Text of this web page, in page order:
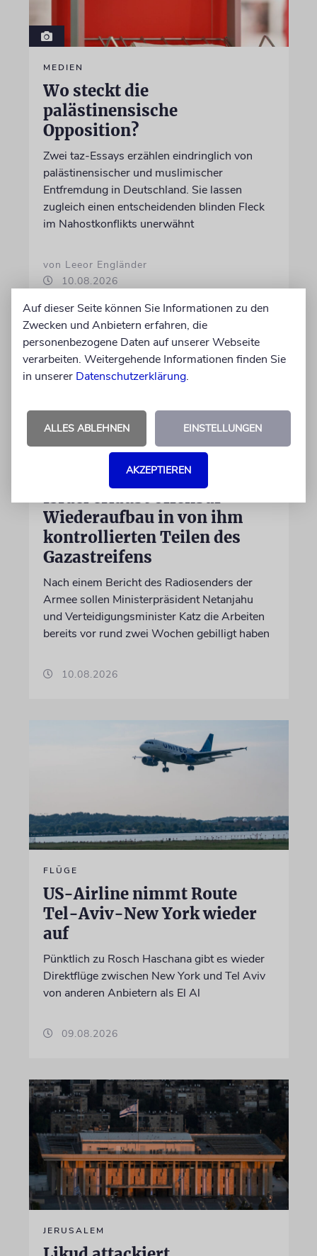
MEDIEN
Wo steckt die
palästinensische
Opposition?
Zwei taz-Essays erzählen eindringlich von
palästinensischer und muslimischer
Entfremdung in Deutschland. Sie lassen
zugleich einen entscheidenden blinden Fleck
im Nahostkonflikts unerwähnt
von Leeor Engländer
10.08.2026
Wiederaufbau in von ihm
kontrollierten Teilen des
Gazastreifens
Nach einem Bericht des Radiosenders der
Armee sollen Ministerpräsident Netanjahu
und Verteidigungsminister Katz die Arbeiten
bereits vor rund zwei Wochen gebilligt haben
10.08.2026
FLÜGE
US-Airline nimmt Route
Tel-Aviv-New York wieder
auf
Pünktlich zu Rosch Haschana gibt es wieder
Direktflüge zwischen New York und Tel Aviv
von anderen Anbietern als El Al
09.08.2026
JERUSALEM
Auf dieser Seite können Sie Informationen zu den
Zwecken und Anbietern erfahren, die
personenbezogene Daten auf unserer Webseite
verarbeiten. Weitergehende Informationen finden Sie
in unserer Datenschutzerklärung.
ALLES ABLEHNEN EINSTELLUNGEN
AKZEPTIEREN